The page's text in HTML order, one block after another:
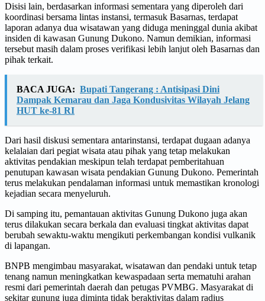
Disisi lain, berdasarkan informasi sementara yang diperoleh dari
koordinasi bersama lintas instansi, termasuk Basarnas, terdapat
laporan adanya dua wisatawan yang diduga meninggal dunia akibat
insiden di kawasan Gunung Dukono. Namun demikian, informasi
tersebut masih dalam proses verifikasi lebih lanjut oleh Basarnas dan
pihak terkait.
BACA JUGA: Bupati Tangerang : Antisipasi Dini
Dampak Kemarau dan Jaga Kondusivitas Wilayah Jelang
HUT ke-81 RI
Dari hasil diskusi sementara antarinstansi, terdapat dugaan adanya
kelalaian dari pegiat wisata atau pihak yang tetap melakukan
aktivitas pendakian meskipun telah terdapat pemberitahuan
penutupan kawasan wisata pendakian Gunung Dukono. Pemerintah
terus melakukan pendalaman informasi untuk memastikan kronologi
kejadian secara menyeluruh.
Di samping itu, pemantauan aktivitas Gunung Dukono juga akan
terus dilakukan secara berkala dan evaluasi tingkat aktivitas dapat
berubah sewaktu-waktu mengikuti perkembangan kondisi vulkanik
di lapangan.
BNPB mengimbau masyarakat, wisatawan dan pendaki untuk tetap
tenang namun meningkatkan kewaspadaan serta mematuhi arahan
resmi dari pemerintah daerah dan petugas PVMBG. Masyarakat di
sekitar gunung juga diminta tidak beraktivitas dalam radius